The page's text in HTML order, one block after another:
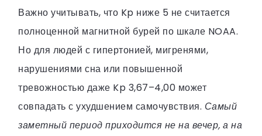
Важно учитывать, что Kp ниже 5 не считается
полноценной магнитной бурей по шкале NOAA.
Но для людей с гипертонией, мигренями,
нарушениями сна или повышенной
тревожностью даже Kp 3,67–4,00 может
совпадать с ухудшением самочувствия. Самый
заметный период приходится не на вечер, а на